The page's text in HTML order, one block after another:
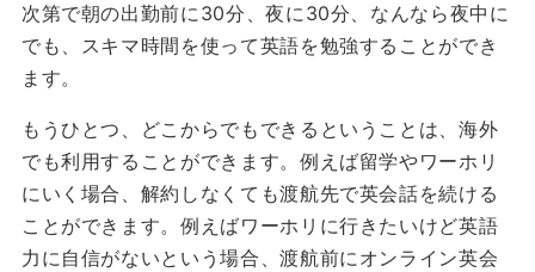
次第で朝の出勤前に30分、夜に30分、なんなら夜中に
でも、スキマ時間を使って英語を勉強することができ
ます。
もうひとつ、どこからでもできるということは、海外
でも利用することができます。例えば留学やワーホリ
にいく場合、解約しなくても渡航先で英会話を続ける
ことができます。例えばワーホリに行きたいけど英語
力に自信がないという場合、渡航前にオンライン英会